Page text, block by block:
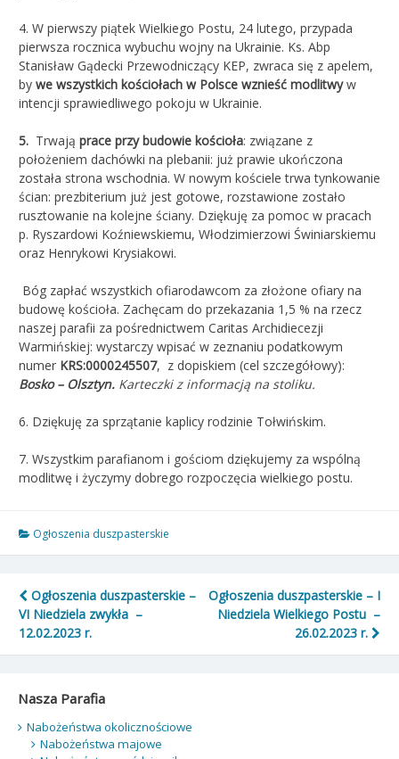
4. W pierwszy piątek Wielkiego Postu, 24 lutego, przypada
pierwsza rocznica wybuchu wojny na Ukrainie. Ks. Abp
Stanisław Gądecki Przewodniczący KEP, zwraca się z apelem,
by we wszystkich kościołach w Polsce wznieść modlitwyw
intencji sprawiedliwego pokoju w Ukrainie.
5. Trwają prace przy budowie kościoła: związane z
położeniem dachówki na plebanii: już prawie ukończona
została strona wschodnia. W nowym kościele trwa tynkowanie
ścian: prezbiterium już jest gotowe, rozstawione zostało
rusztowanie na kolejne ściany. Dziękuję za pomoc w pracach
p. Ryszardowi Koźniewskiemu, Włodzimierzowi Świniarskiemu
oraz Henrykowi Krysiakowi.
Bóg zapłać wszystkich ofiarodawcom za złożone ofiary na
budowę kościoła. Zachęcam do przekazania 1,5 % na rzecz
naszej parafii za pośrednictwem Caritas Archidiecezji
Warmińskiej: wystarczy wpisać w zeznaniu podatkowym
numer KRS:0000245507, z dopiskiem (cel szczegółowy):
Bosko – Olsztyn. Karteczki z informacją na stoliku.
6. Dziękuję za sprzątanie kaplicy rodzinie Tołwińskim.
7. Wszystkim parafianom i gościom dziękujemy za wspólną
modlitwę i życzymy dobrego rozpoczęcia wielkiego postu.
Ogłoszenia duszpasterskie
Nawigacja
wpisu
Ogłoszenia duszpasterskie –
VI Niedziela zwykła –
12.02.2023 r.
Ogłoszenia duszpasterskie – I
Niedziela Wielkiego Postu –
26.02.2023 r.
Nasza Parafia
Nabożeństwa okolicznościowe
Nabożeństwa majowe